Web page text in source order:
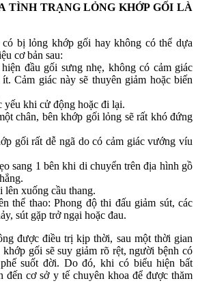
TÌNH TRẠNG LỎNG KHỚP GỐI LÀ
bị lỏng khớp gối hay không có thể dựa
cơ bản sau:
đầu gối sưng nhẹ, không có cảm giác
Cảm giác này sẽ thuyên giảm hoặc biến
yếu khi cử động hoặc đi lại.
chân, bên khớp gối lỏng sẽ rất khó đứng
gối rất dễ ngã do có cảm giác vướng víu
sang 1 bên khi di chuyển trên địa hình gồ
lên xuống cầu thang.
thể thao: Phong độ thi đấu giảm sút, các
sút gặp trở ngại hoặc đau.
được điều trị kịp thời, sau một thời gian
gối sẽ suy giảm rõ rệt, người bệnh có
suốt đời. Do đó, khi có biểu hiện bất
đến cơ sở y tế chuyên khoa để được thăm